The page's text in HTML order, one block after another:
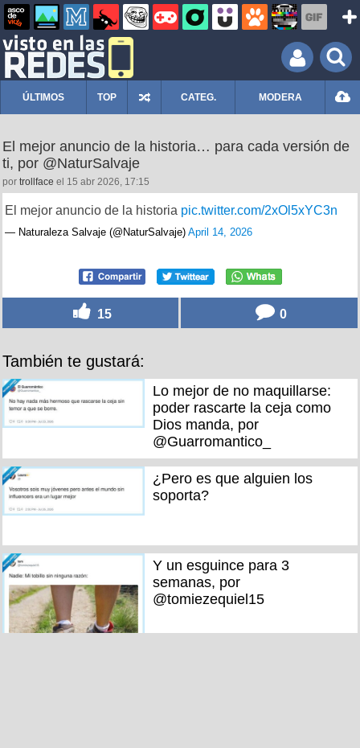
ÚLTIMOS TOP CATEG. MODERA
El mejor anuncio de la historia… para cada versión de
ti, por @NaturSalvaje
por trollface el 15 abr 2026, 17:15
El mejor anuncio de la historia pic.twitter.com/2xOl5xYC3n
— Naturaleza Salvaje (@NaturSalvaje) April 14, 2026
15 0
También te gustará:
Lo mejor de no maquillarse:
poder rascarte la ceja como
Dios manda, por
@Guarromantico_
¿Pero es que alguien los
soporta?
Y un esguince para 3
semanas, por
@tomiezequiel15